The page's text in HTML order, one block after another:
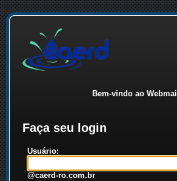
Bem-vindo ao Webmail
Faça seu login
Usuário:
@caerd-ro.com.br